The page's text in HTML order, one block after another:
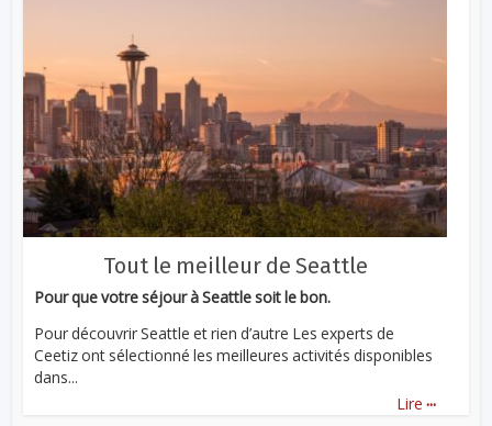
Tout le meilleur de Seattle
Pour que votre séjour à Seattle soit le bon.
Pour découvrir Seattle et rien d’autre Les experts de
Ceetiz ont sélectionné les meilleures activités disponibles
dans...
Lire ...